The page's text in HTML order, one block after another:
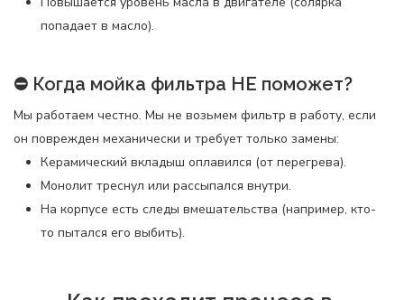
попадает в масло).
⛔ Когда мойка фильтра НЕ поможет?
Мы работаем честно. Мы не возьмем фильтр в работу, если
он поврежден механически и требует только замены:
Керамический вкладыш оплавился (от перегрева).
Монолит треснул или рассыпался внутри.
На корпусе есть следы вмешательства (например, кто-
то пытался его выбить).